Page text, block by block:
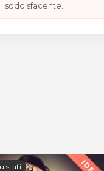
soddisfacente.